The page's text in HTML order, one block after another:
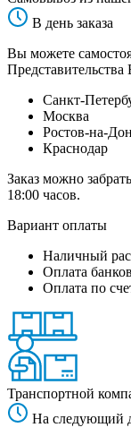
В день заказа
Вы можете
Санкт-
Москва
Ростов-на-
Краснодар
Заказ можно
18:00 часов.
Вариант оплаты
Наличный
Оплата
Оплата по
Транспортной
На следующий